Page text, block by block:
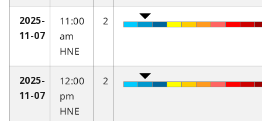
2025-
11-07
11:00
am
HNE
2
2025-
11-07
12:00
pm
HNE
2